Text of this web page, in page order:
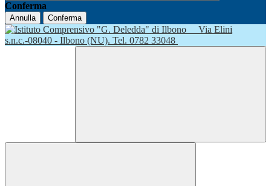
Conferma
Annulla Conferma
Via Elini
s.n.c.-08040 - Ilbono (NU). Tel. 0782 33048